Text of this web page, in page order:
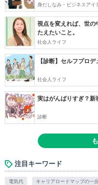
身だしなみ・ビジネスアイ
視点を変えれば、世
たえたいこと。
社会人ライフ
【診断】セルフプロ
社会人ライフ
実はがんばりすぎ？新
診断
注目キーワード
電気代 キャリアロードマップの一